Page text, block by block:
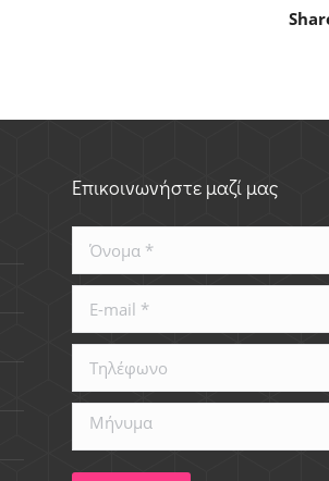
Επικοινωνήστε μαζί μας
Όνομα *
E-mail *
Τηλέφωνο
Μήνυμα